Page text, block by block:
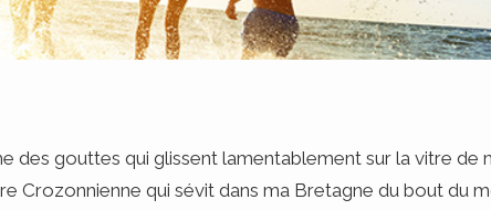
des gouttes qui glissent lamentablement sur la vitre de
Crozonnienne qui sévit dans ma Bretagne du bout du